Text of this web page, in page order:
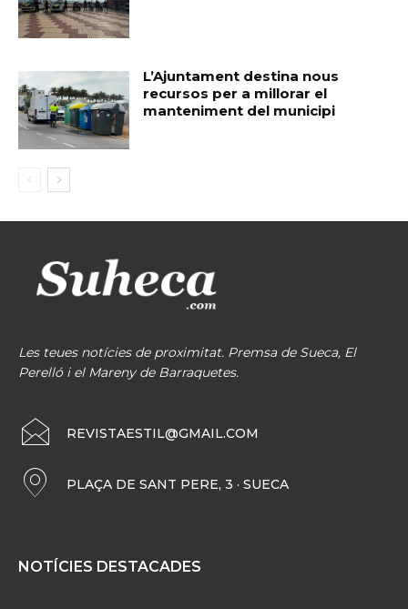
L’Ajuntament destina nous
recursos per a millorar el
manteniment del municipi
Les teues notícies de proximitat. Premsa de Sueca, El
Perelló i el Mareny de Barraquetes.
REVISTAESTIL@GMAIL.COM
PLAÇA DE SANT PERE, 3 · SUECA
NOTÍCIES DESTACADES